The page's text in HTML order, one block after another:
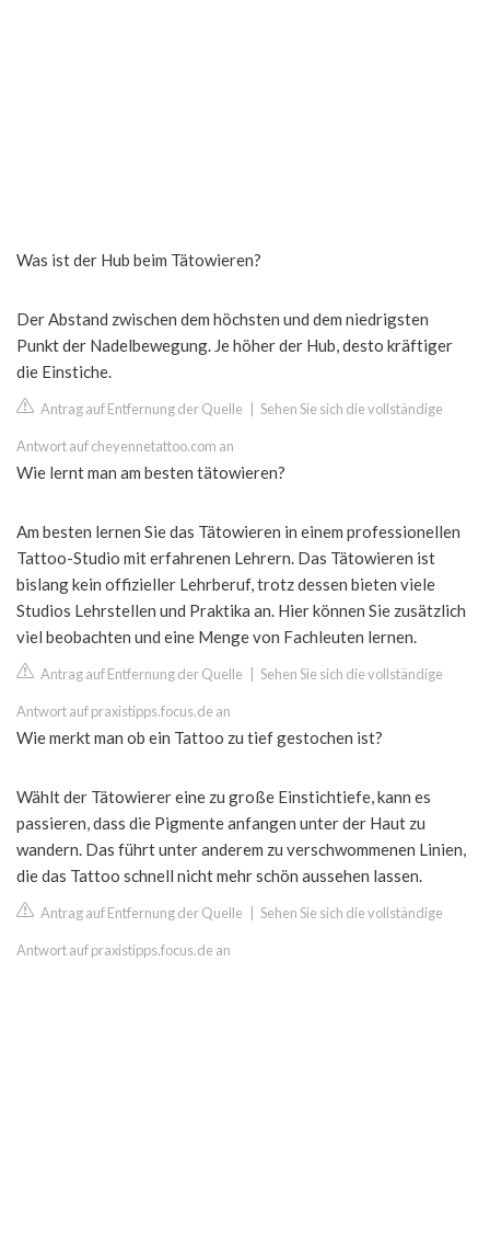
Was ist der Hub beim Tätowieren?
Der Abstand zwischen dem höchsten und dem niedrigsten
Punkt der Nadelbewegung. Je höher der Hub, desto kräftiger
die Einstiche.
Antrag auf Entfernung der Quelle Sehen Sie sich die vollständige
Antwort auf cheyennetattoo.com an
Wie lernt man am besten tätowieren?
Am besten lernen Sie das Tätowieren in einem professionellen
Tattoo-Studio mit erfahrenen Lehrern. Das Tätowieren ist
bislang kein offizieller Lehrberuf, trotz dessen bieten viele
Studios Lehrstellen und Praktika an. Hier können Sie zusätzlich
viel beobachten und eine Menge von Fachleuten lernen.
Antrag auf Entfernung der Quelle Sehen Sie sich die vollständige
Antwort auf praxistipps.focus.de an
Wie merkt man ob ein Tattoo zu tief gestochen ist?
Wählt der Tätowierer eine zu große Einstichtiefe, kann es
passieren, dass die Pigmente anfangen unter der Haut zu
wandern. Das führt unter anderem zu verschwommenen Linien,
die das Tattoo schnell nicht mehr schön aussehen lassen.
Antrag auf Entfernung der Quelle Sehen Sie sich die vollständige
Antwort auf praxistipps.focus.de an